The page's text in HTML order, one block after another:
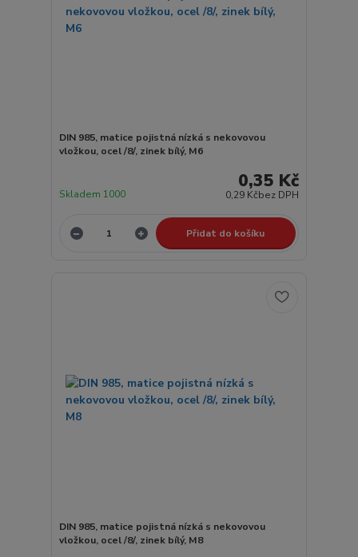
DIN 985, matice pojistná nízká s nekovovou
vložkou, ocel /8/, zinek bílý, M6
0,35 Kč
0,29 Kčbez DPH
Skladem 1000
Přidat do košíku
DIN 985, matice pojistná nízká s nekovovou
vložkou, ocel /8/, zinek bílý, M8